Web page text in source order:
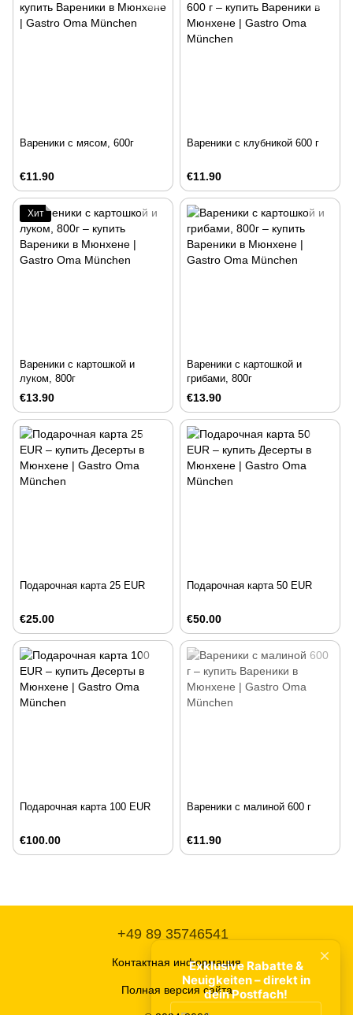
Вареники с мясом, 600г
€11.90
Вареники с клубникой 600 г
€11.90
Хит
Вареники с картошкой и
луком, 800г
€13.90
Вареники с картошкой и
грибами, 800г
€13.90
Подарочная карта 25 EUR
€25.00
Подарочная карта 50 EUR
€50.00
Подарочная карта 100 EUR
€100.00
Вареники с малиной 600 г
€11.90
+49 89 35746541
Контактная информация
Полная версия сайта